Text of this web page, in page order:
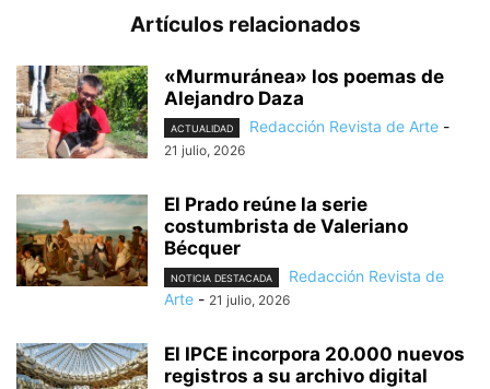
Artículos relacionados
«Murmuránea» los poemas de
Alejandro Daza
ACTUALIDAD Redacción Revista de Arte -
21 julio, 2026
El Prado reúne la serie
costumbrista de Valeriano
Bécquer
NOTICIA DESTACADA
Redacción Revista de
Arte - 21 julio, 2026
El IPCE incorpora 20.000 nuevos
registros a su archivo digital